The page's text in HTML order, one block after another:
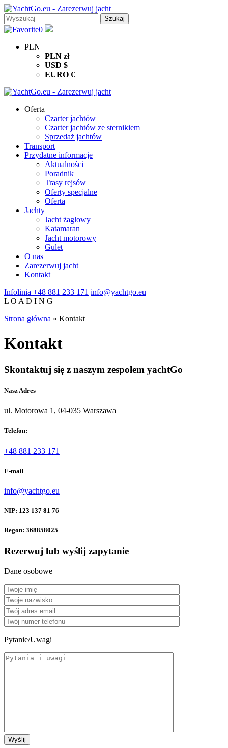
0
PLN
PLN zł
USD $
EURO €
Oferta
Czarter jachtów
Czarter jachtów ze sternikiem
Sprzedaż jachtów
Transport
Przydatne informacje
Aktualności
Poradnik
Trasy rejsów
Oferty specjalne
Oferta
Jachty
Jacht żaglowy
Katamaran
Jacht motorowy
Gulet
O nas
Zarezerwuj jacht
Kontakt
Infolinia +48 881 233 171 info@yachtgo.eu
L O A D I N G
Strona główna » Kontakt
Kontakt
Skontaktuj się z naszym zespołem yachtGo
Nasz Adres
ul. Motorowa 1, 04-035 Warszawa
Telefon:
+48 881 233 171
E-mail
info@yachtgo.eu
NIP: 123 137 81 76
Regon: 368858025
Rezerwuj lub wyślij zapytanie
Dane osobowe
Pytanie/Uwagi